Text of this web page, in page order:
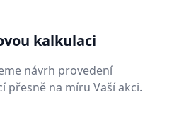
kalkulaci
návrh provedení
přesně na míru Vaší akci.